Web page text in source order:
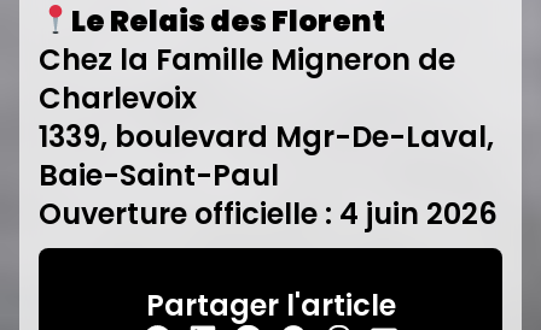
Le Relais des Florent
Chez la Famille Migneron de
Charlevoix
1339, boulevard Mgr-De-Laval,
Baie-Saint-Paul
Ouverture officielle : 4 juin 2026
Partager l'article